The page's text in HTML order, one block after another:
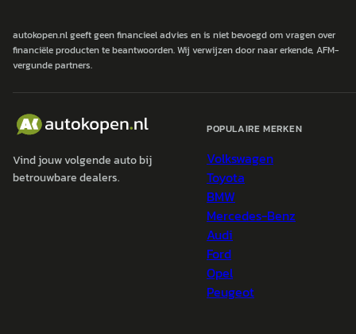
autokopen.nl geeft geen financieel advies en is niet bevoegd om vragen over
financiële producten te beantwoorden. Wij verwijzen door naar erkende, AFM-
vergunde partners.
Vind jouw volgende auto bij
betrouwbare dealers.
POPULAIRE MERKEN
Volkswagen
Toyota
BMW
Mercedes-Benz
Audi
Ford
Opel
Peugeot